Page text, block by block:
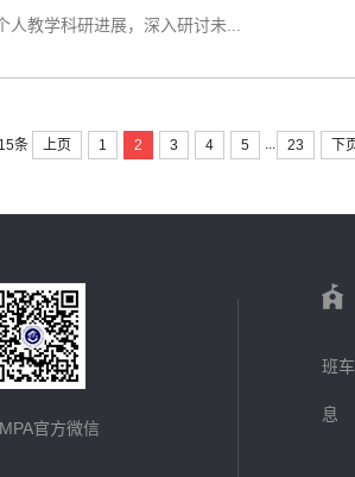
人教学科研进展，深入研讨未...
条 上页 1 2 3 4 5 ... 23 下
官方微信
班
息